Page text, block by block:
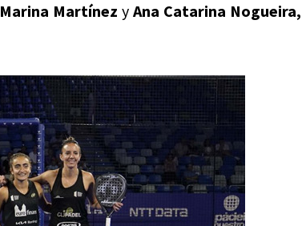
Marina Martínez y Ana Catarina Nogueira,